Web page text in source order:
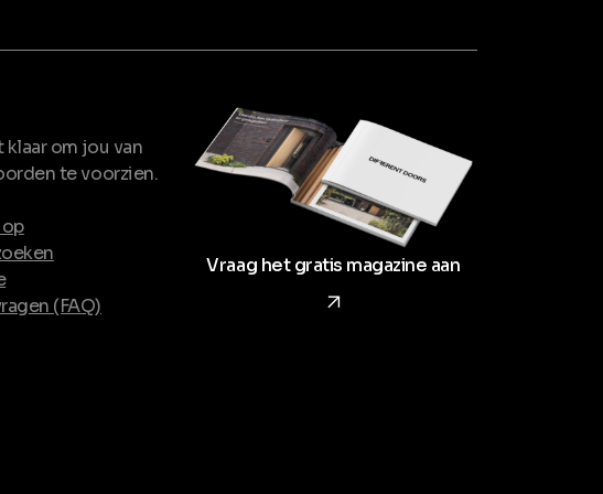
klaar om jou van
te voorzien.
(FAQ)
Vraag het gratis magazine aan
arrow_forward